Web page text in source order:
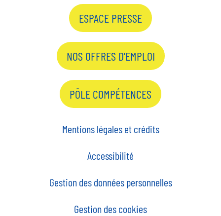
ESPACE PRESSE
NOS OFFRES D'EMPLOI
PÔLE COMPÉTENCES
Mentions légales et crédits
Accessibilité
Gestion des données personnelles
Gestion des cookies